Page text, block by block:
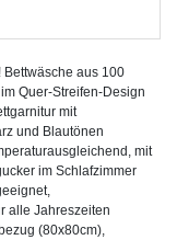
Bettwäsche aus 100
Quer-Streifen-Design
mit
und Blautönen
mit
im Schlafzimmer
alle Jahreszeiten
(80x80cm),